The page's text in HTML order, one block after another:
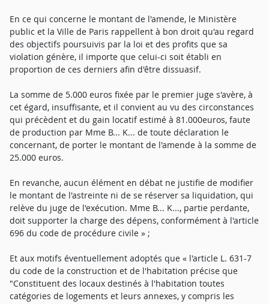
En ce qui concerne le montant de l'amende, le Ministère
public et la Ville de Paris rappellent à bon droit qu'au regard
des objectifs poursuivis par la loi et des profits que sa
violation génère, il importe que celui-ci soit établi en
proportion de ces derniers afin d'être dissuasif.
La somme de 5.000 euros fixée par le premier juge s'avère, à
cet égard, insuffisante, et il convient au vu des circonstances
qui précèdent et du gain locatif estimé à 81.000euros, faute
de production par Mme B... K... de toute déclaration le
concernant, de porter le montant de l'amende à la somme de
25.000 euros.
En revanche, aucun élément en débat ne justifie de modifier
le montant de l'astreinte ni de se réserver sa liquidation, qui
relève du juge de l'exécution. Mme B... K..., partie perdante,
doit supporter la charge des dépens, conformément à l'article
696 du code de procédure civile » ;
Et aux motifs éventuellement adoptés que « l'article L. 631-7
du code de la construction et de l'habitation précise que
"Constituent des locaux destinés à l'habitation toutes
catégories de logements et leurs annexes, y compris les